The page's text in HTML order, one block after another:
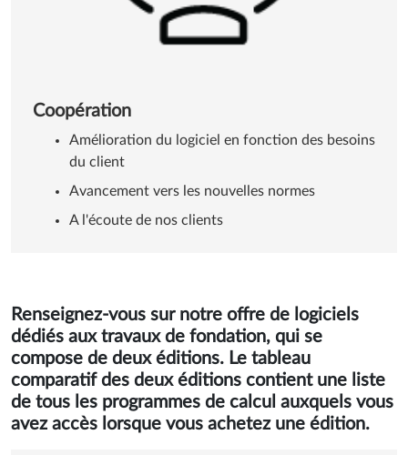
Coopération
du client
Avancement vers les nouvelles normes
Renseignez-vous sur notre offre de logiciels
dédiés aux travaux de fondation, qui se
compose de deux éditions. Le tableau
comparatif des deux éditions contient une liste
de tous les programmes de calcul auxquels vous